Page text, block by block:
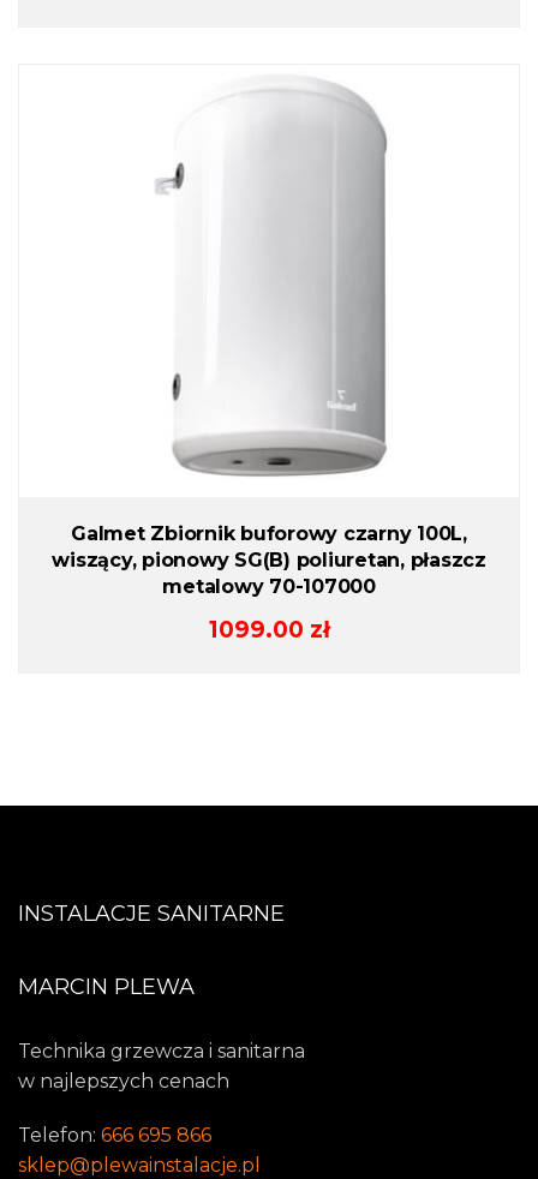
Galmet Zbiornik buforowy czarny 100L,
wiszący, pionowy SG(B) poliuretan, płaszcz
metalowy 70-107000
1099.00 zł
INSTALACJE SANITARNE
MARCIN PLEWA
Technika grzewcza i sanitarna
w najlepszych cenach
Telefon: 666 695 866
sklep@plewainstalacje.pl